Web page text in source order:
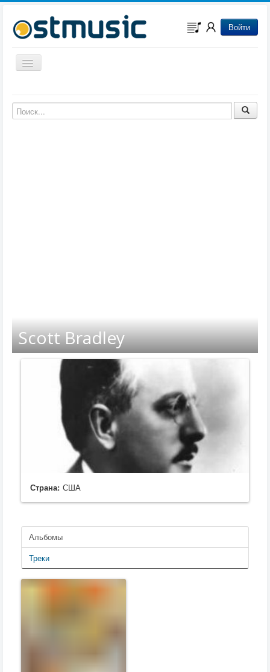
Войти
Включить/выключить навигацию
Музыка из мультфильмов
Музыка из сериалов
Scott Bradley
Страна: США
Альбомы
Треки